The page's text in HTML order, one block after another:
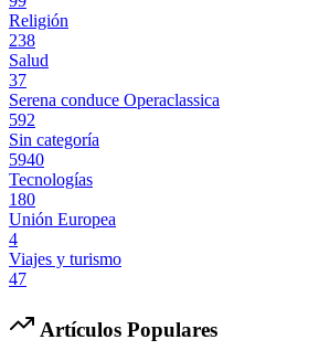
Religión
238
Salud
37
Serena conduce Operaclassica
592
Sin categoría
5940
Tecnologías
180
Unión Europea
4
Viajes y turismo
47
Artículos Populares